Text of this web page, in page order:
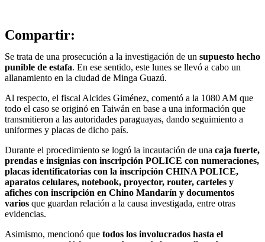
Compartir:
Se trata de una prosecución a la investigación de un supuesto hecho
punible de estafa. En ese sentido, este lunes se llevó a cabo un
allanamiento en la ciudad de Minga Guazú.
Al respecto, el fiscal Alcides Giménez, comentó a la 1080 AM que
todo el caso se originó en Taiwán en base a una información que
transmitieron a las autoridades paraguayas, dando seguimiento a
uniformes y placas de dicho país.
Durante el procedimiento se logró la incautación de una caja fuerte,
prendas e insignias con inscripción POLICE con numeraciones,
placas identificatorias con la inscripción CHINA POLICE,
aparatos celulares, notebook, proyector, router, carteles y
afiches con inscripción en Chino Mandarín y documentos
varios que guardan relación a la causa investigada, entre otras
evidencias.
Asimismo, mencionó que todos los involucrados hasta el